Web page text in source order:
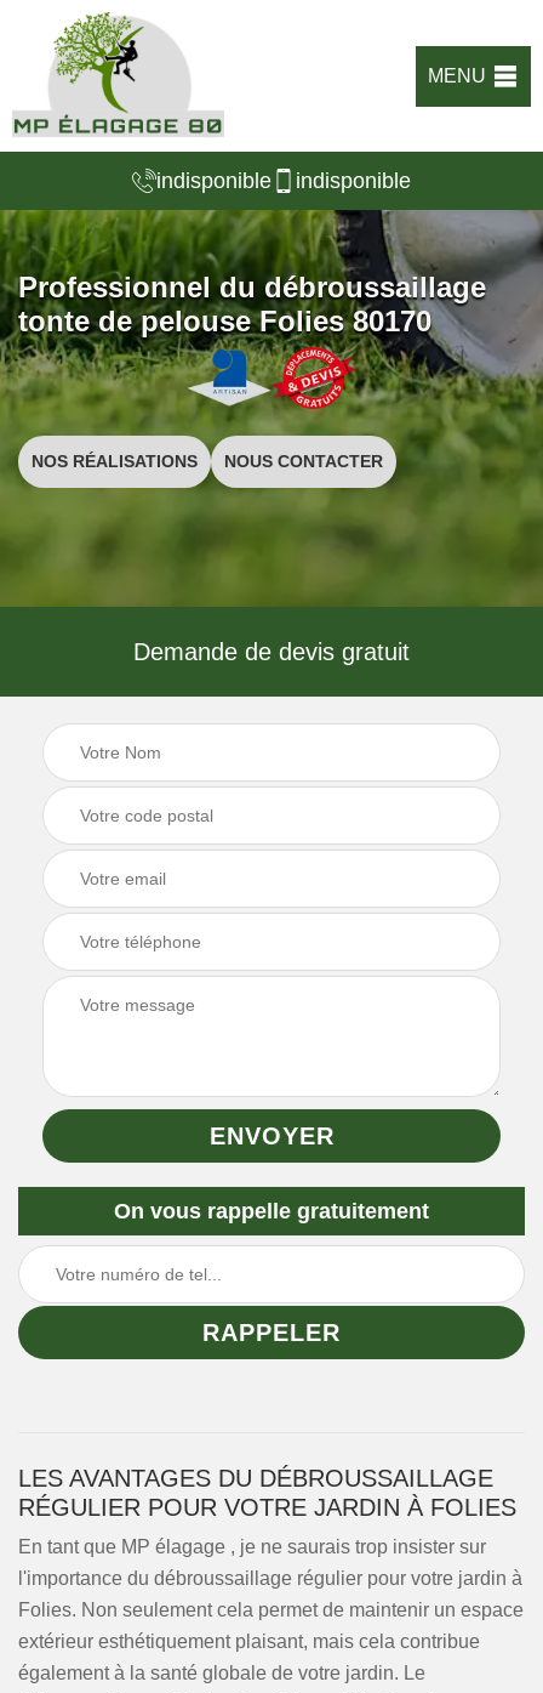
MENU
indisponible indisponible
Professionnel du débroussaillage
tonte de pelouse Folies 80170
NOS RÉALISATIONS NOUS CONTACTER
Demande de devis gratuit
On vous rappelle gratuitement
LES AVANTAGES DU DÉBROUSSAILLAGE
RÉGULIER POUR VOTRE JARDIN À FOLIES
En tant que MP élagage , je ne saurais trop insister sur
l'importance du débroussaillage régulier pour votre jardin à
Folies. Non seulement cela permet de maintenir un espace
extérieur esthétiquement plaisant, mais cela contribue
également à la santé globale de votre jardin. Le